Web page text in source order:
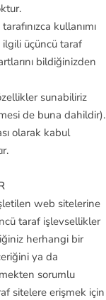
kullanımı
ilgili üçüncü taraf
bildiğinizden
sunabiliriz
de buna dahildir).
olarak kabul
web sitelerine
taraf işlevsellikler
herhangi bir
ya da
sorumlu
sitelere erişmek için